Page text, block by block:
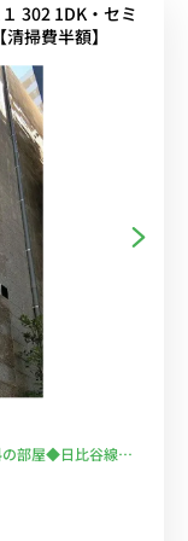
302 1DK・セミ
掃費半額】
の部屋◆日比谷線